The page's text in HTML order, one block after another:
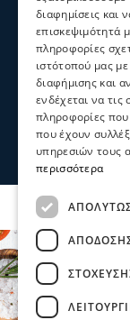
στη φωτιά
εναέρια μέσα
Ενισχύθηκαν οι
στην πυρκαγιά
έκταση, στην
07 Αυγ 2026, 20:24
διαφημίσεις και
επισκεψιμότητά
πληροφορίες
ιστότοπού μας
διαφήμισης και
ενδέχεται να
πληροφορίες
που έχουν
υπηρεσιών τους
περισσότερα